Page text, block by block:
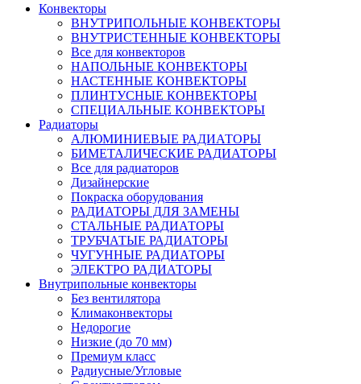
Конвекторы
ВНУТРИПОЛЬНЫЕ КОНВЕКТОРЫ
ВНУТРИСТЕННЫЕ КОНВЕКТОРЫ
Все для конвекторов
НАПОЛЬНЫЕ КОНВЕКТОРЫ
НАСТЕННЫЕ КОНВЕКТОРЫ
ПЛИНТУСНЫЕ КОНВЕКТОРЫ
СПЕЦИАЛЬНЫЕ КОНВЕКТОРЫ
Радиаторы
АЛЮМИНИЕВЫЕ РАДИАТОРЫ
БИМЕТАЛИЧЕСКИЕ РАДИАТОРЫ
Все для радиаторов
Дизайнерские
Покраска оборудования
РАДИАТОРЫ ДЛЯ ЗАМЕНЫ
СТАЛЬНЫЕ РАДИАТОРЫ
ТРУБЧАТЫЕ РАДИАТОРЫ
ЧУГУННЫЕ РАДИАТОРЫ
ЭЛЕКТРО РАДИАТОРЫ
Внутрипольные конвекторы
Без вентилятора
Климаконвекторы
Недорогие
Низкие (до 70 мм)
Премиум класс
Радиусные/Угловые